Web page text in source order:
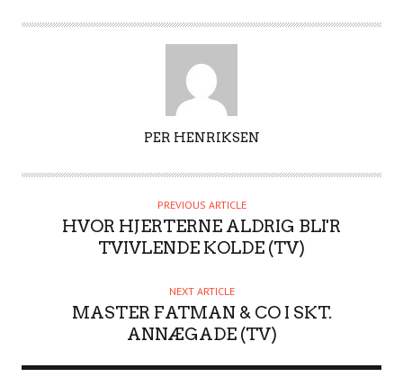
T
PER HENRIKSEN
PREVIOUS ARTICLE
HVOR HJERTERNE ALDRIG BLI'R
TVIVLENDE KOLDE (TV)
NEXT ARTICLE
MASTER FATMAN & CO I SKT.
ANNÆGADE (TV)